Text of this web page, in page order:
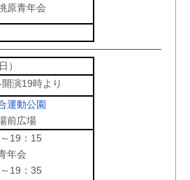
原青年会
）
演19時より
運動公園
前広場
19：15
年会
19：35